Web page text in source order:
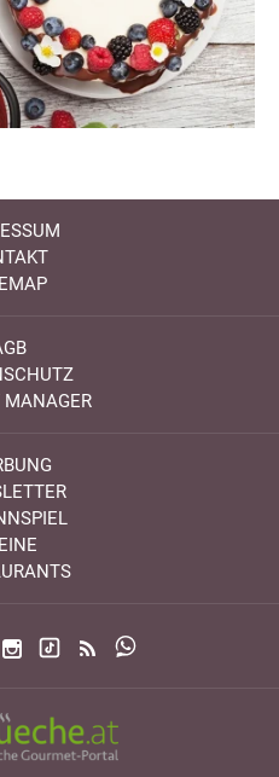
MANAGER